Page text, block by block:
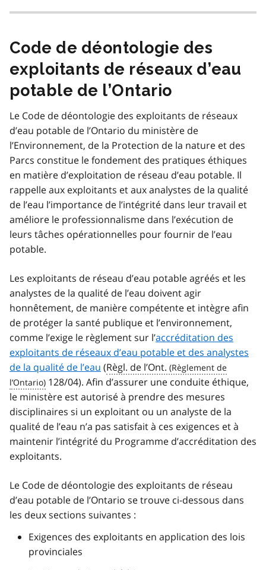
Code de déontologie des
exploitants de réseaux d’eau
potable de l’Ontario
Le Code de déontologie des exploitants de réseaux
d’eau potable de l’Ontario du ministère de
l’Environnement, de la Protection de la nature et des
Parcs constitue le fondement des pratiques éthiques
en matière d’exploitation de réseau d’eau potable. Il
rappelle aux exploitants et aux analystes de la qualité
de l’eau l’importance de l’intégrité dans leur travail et
améliore le professionnalisme dans l’exécution de
leurs tâches opérationnelles pour fournir de l’eau
potable.
Les exploitants de réseau d’eau potable agréés et les
analystes de la qualité de l’eau doivent agir
honnêtement, de manière compétente et intègre afin
de protéger la santé publique et l’environnement,
comme l’exige le règlement sur l’accréditation des
exploitants de réseaux d’eau potable et des analystes
de la qualité de l’eau (Règl. de l’Ont.
128/04). Afin d’assurer une conduite éthique,
le ministère est autorisé à prendre des mesures
disciplinaires si un exploitant ou un analyste de la
qualité de l’eau n’a pas satisfait à ces exigences et à
maintenir l’intégrité du Programme d’accréditation des
exploitants.
Le Code de déontologie des exploitants de réseau
d’eau potable de l’Ontario se trouve ci-dessous dans
les deux sections suivantes :
Exigences des exploitants en application des lois
provinciales